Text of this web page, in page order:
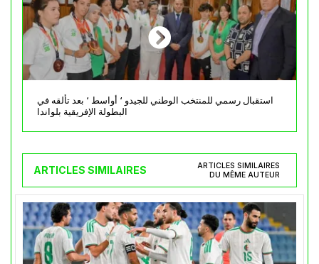
استقبال رسمي للمنتخب الوطني للجيدو ‘ أواسط ‘ بعد تألقه في
البطولة الإفريقية بلواندا
ARTICLES SIMILAIRES
ARTICLES SIMILAIRES
DU MÊME AUTEUR